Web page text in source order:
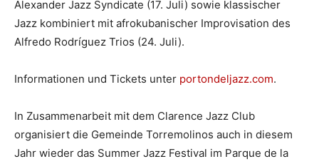
Alexander Jazz Syndicate (17. Juli) sowie klassischer
Jazz kombiniert mit afrokubanischer Improvisation des
Alfredo Rodríguez Trios (24. Juli).
Informationen und Tickets unter portondeljazz.com.
In Zusammenarbeit mit dem Clarence Jazz Club
organisiert die Gemeinde Torremolinos auch in diesem
Jahr wieder das Summer Jazz Festival im Parque de la